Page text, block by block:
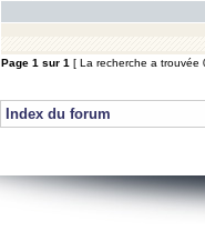
Page 1 sur 1 [ La recherche a trouvée
Index du forum